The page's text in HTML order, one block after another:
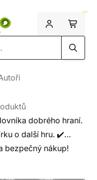
dobrého hraní.
o další hru. ✔️
bezpečný nákup!